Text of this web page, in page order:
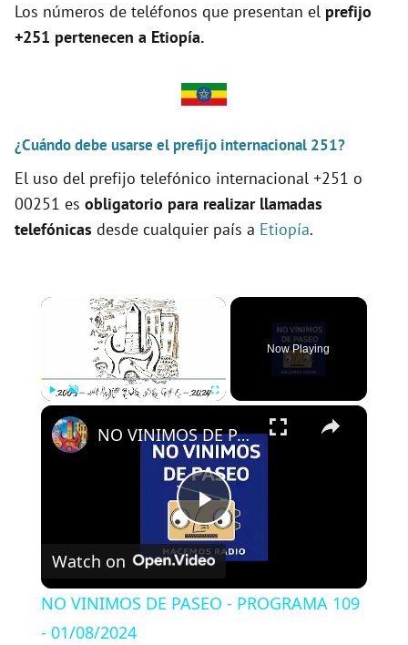
Los números de teléfonos que presentan el prefijo
+251 pertenecen a Etiopía.
¿Cuándo debe usarse el prefijo internacional 251?
El uso del prefijo telefónico internacional +251 o
00251 es obligatorio para realizar llamadas
telefónicas desde cualquier país a Etiopía.
×
Now Playing
×
P
NO VINIMOS DE PASEO - PROGRAMA 109 - 01/08/2024
Watch on
NO VINIMOS DE PASEO - PROGRAMA 109
- 01/08/2024